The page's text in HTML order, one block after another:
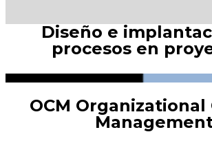
Diseño e
procesos en
OCM Organizational